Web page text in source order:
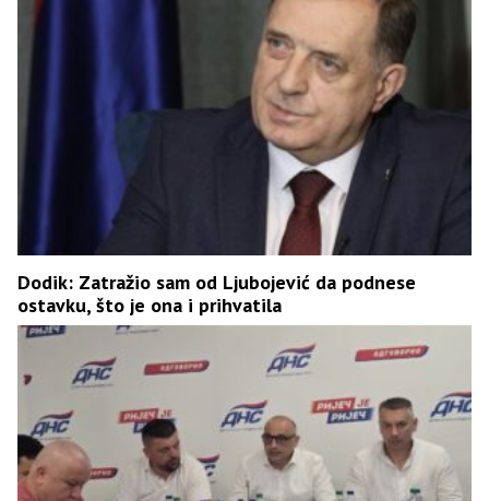
Dodik: Zatražio sam od Ljubojević da podnese
ostavku, što je ona i prihvatila